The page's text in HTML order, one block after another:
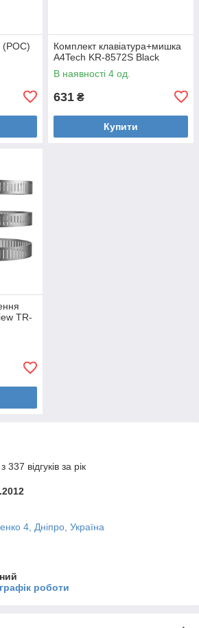
(POC)
Комплект клавіатура+мишка
A4Tech KR-8572S Black
В наявності 4 од.
631 ₴
Купити
TR-
відгуків за рік
4, Дніпро, Україна
роботи